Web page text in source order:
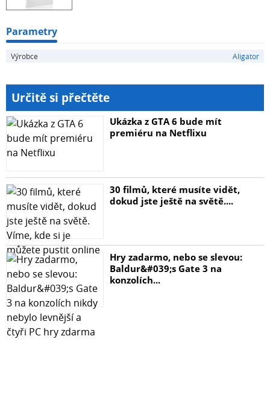
Parametry
Výrobce Aligator
Určitě si přečtěte
Ukázka z GTA 6 bude mít
premiéru na Netflixu
30 filmů, které musíte vidět,
dokud jste ještě na světě....
Hry zadarmo, nebo se slevou:
Baldur&#039;s Gate 3 na
konzolích...